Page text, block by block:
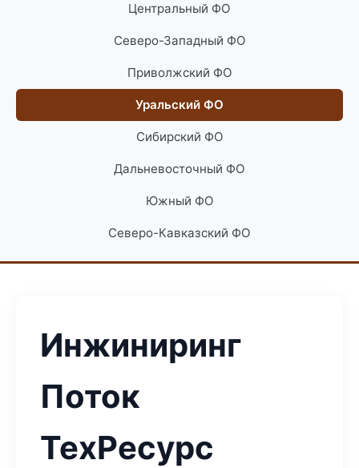
Центральный ФО
Северо-Западный ФО
Приволжский ФО
Уральский ФО
Сибирский ФО
Дальневосточный ФО
Южный ФО
Северо-Кавказский ФО
Инжиниринг
Поток
ТехРесурс